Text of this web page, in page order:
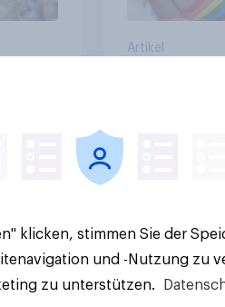
Artikel
klicken, stimmen Sie der
und -Nutzung zu
zu unterstützen.